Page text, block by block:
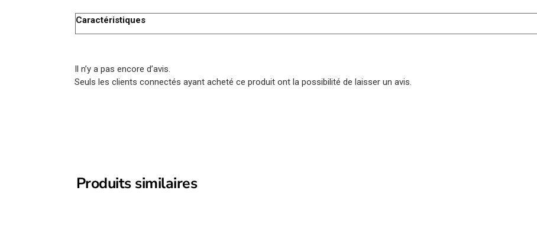
Caractéristiques
Il n’y a pas encore d’avis.
Seuls les clients connectés ayant acheté ce produit ont la possibilité de laisser un avis.
Produits similaires